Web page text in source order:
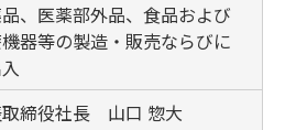
、医薬部外品、食品および
器等の製造・販売ならびに
締役社長 山口 惣大